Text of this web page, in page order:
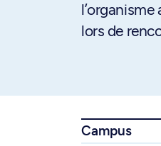
lors de
Campus